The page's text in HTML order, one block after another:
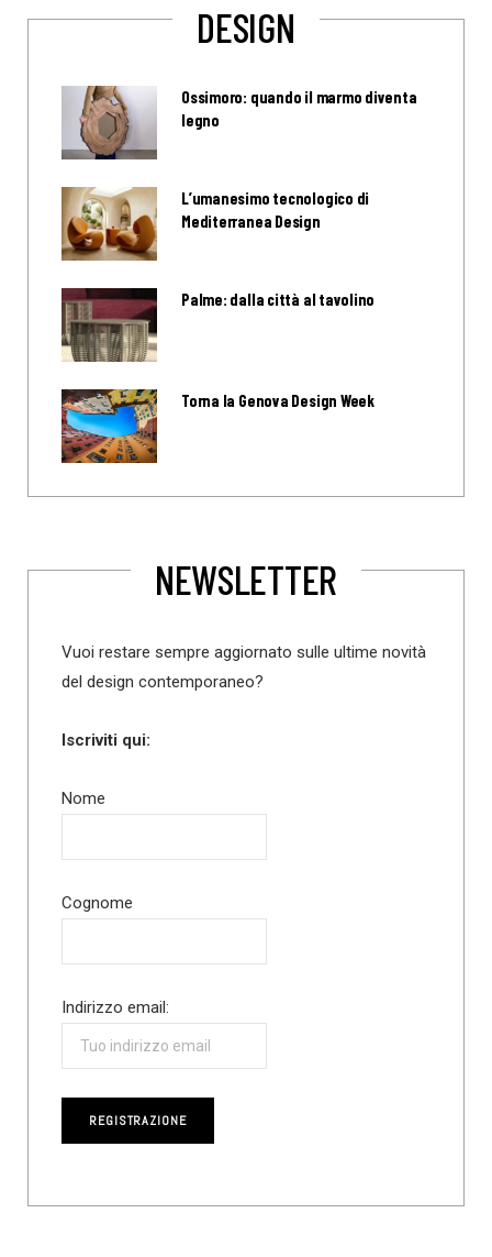
DESIGN
Ossimoro: quando il marmo diventa
legno
L’umanesimo tecnologico di
Mediterranea Design
Palme: dalla città al tavolino
Torna la Genova Design Week
NEWSLETTER
Vuoi restare sempre aggiornato sulle ultime novità
del design contemporaneo?
Iscriviti qui:
Nome
Cognome
Indirizzo email: